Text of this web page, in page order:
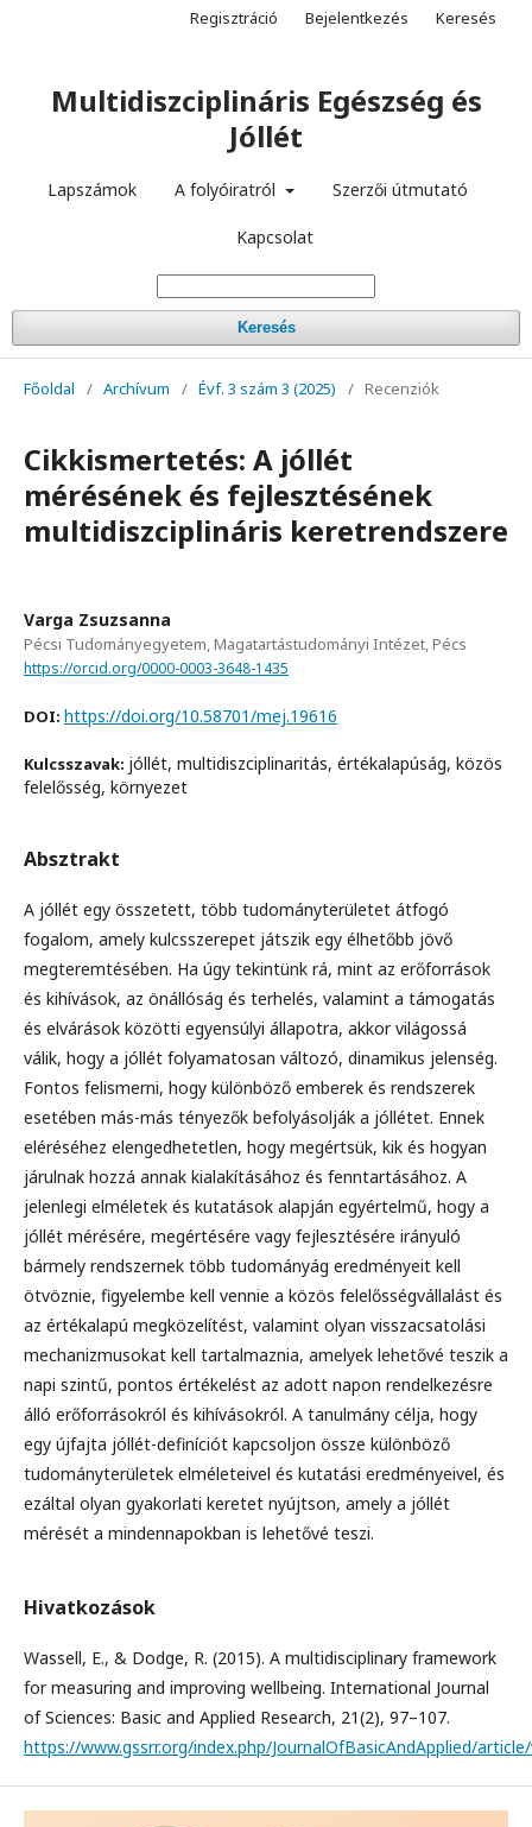
Multidiszciplináris Egészség és
Jóllét
Lapszámok A folyóiratról Szerzői útmutató
Kapcsolat
Keresés
Regisztráció Bejelentkezés Keresés
Főoldal / Archívum / Évf. 3 szám 3 (2025) / Recenziók
Cikkismertetés: A jóllét
mérésének és fejlesztésének
multidiszciplináris keretrendszere
Varga Zsuzsanna
Pécsi Tudományegyetem, Magatartástudományi Intézet, Pécs
https://orcid.org/0000-0003-3648-1435
DOI: https://doi.org/10.58701/mej.19616
Kulcsszavak: jóllét, multidiszciplinaritás, értékalapúság, közös
felelősség, környezet
Absztrakt
A jóllét egy összetett, több tudományterületet átfogó
fogalom, amely kulcsszerepet játszik egy élhetőbb jövő
megteremtésében. Ha úgy tekintünk rá, mint az erőforrások
és kihívások, az önállóság és terhelés, valamint a támogatás
és elvárások közötti egyensúlyi állapotra, akkor világossá
válik, hogy a jóllét folyamatosan változó, dinamikus jelenség.
Fontos felismerni, hogy különböző emberek és rendszerek
esetében más-más tényezők befolyásolják a jóllétet. Ennek
eléréséhez elengedhetetlen, hogy megértsük, kik és hogyan
járulnak hozzá annak kialakításához és fenntartásához. A
jelenlegi elméletek és kutatások alapján egyértelmű, hogy a
jóllét mérésére, megértésére vagy fejlesztésére irányuló
bármely rendszernek több tudományág eredményeit kell
ötvöznie, figyelembe kell vennie a közös felelősségvállalást és
az értékalapú megközelítést, valamint olyan visszacsatolási
mechanizmusokat kell tartalmaznia, amelyek lehetővé teszik a
napi szintű, pontos értékelést az adott napon rendelkezésre
álló erőforrásokról és kihívásokról. A tanulmány célja, hogy
egy újfajta jóllét-definíciót kapcsoljon össze különböző
tudományterületek elméleteivel és kutatási eredményeivel, és
ezáltal olyan gyakorlati keretet nyújtson, amely a jóllét
mérését a mindennapokban is lehetővé teszi.
Hivatkozások
Wassell, E., & Dodge, R. (2015). A multidisciplinary framework
for measuring and improving wellbeing. International Journal
of Sciences: Basic and Applied Research, 21(2), 97–107.
https://www.gssrr.org/index.php/JournalOfBasicAndApplied/